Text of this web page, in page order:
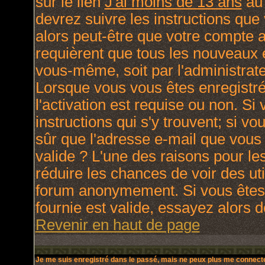
devrez suivre les instructions
alors peut-être que votre compte
requièrent que tous les
vous-même, soit par
Lorsque vous vous êtes
l'activation est requise ou non. Si
instructions qui s'y trouvent; si
sûr que l'adresse e-mail que
valide ? L'une des raisons pour
réduire les chances de voir des
forum anonymement. Si vous
fournie est valide, essayez alors
Revenir en haut de page
Je me suis enregistré dans le passé, mais ne peux plus me